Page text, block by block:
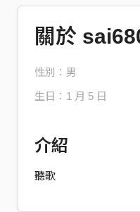
關於
性別：男
生日：1 月 5 日
介紹
聽歌